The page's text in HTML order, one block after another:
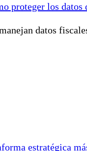
proteger los datos
datos